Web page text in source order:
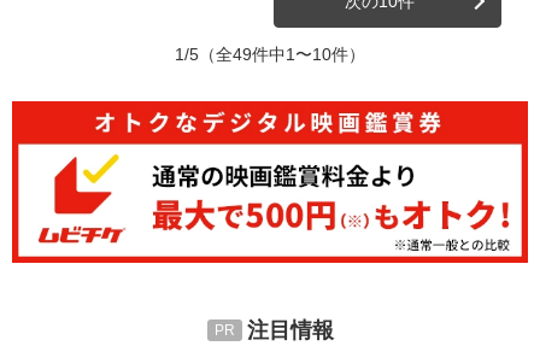
1/5 （全49件中1〜10件）
注目情報